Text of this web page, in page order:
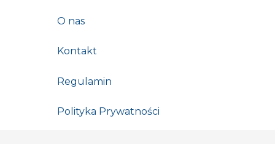
O nas
Kontakt
Regulamin
Polityka Prywatności